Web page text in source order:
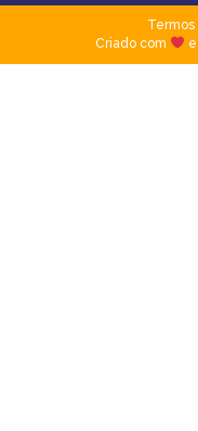
Termos|
Criado com
e